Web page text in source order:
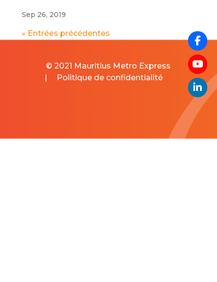
Sep 26, 2019
« Entrées précédentes
© 2021 Mauritius Metro Express
|
Politique de confidentialité